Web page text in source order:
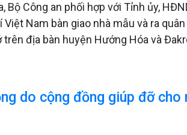
Công an phối hợp với Tỉnh ủy,
Nam bàn giao nhà mẫu và ra
địa bàn huyện Hướng Hóa và
do cộng đồng giúp đỡ cho